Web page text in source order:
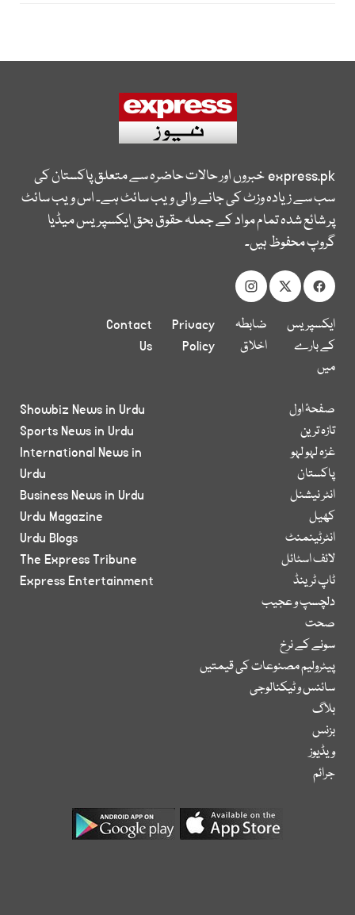
express.pkخبروں اور حالات حاضرہ سے متعلق پاکستان کی
سب سے زیادہ وزٹ کی جانے والی ویب سائٹ ہے۔ اس ویب سائٹ
پر شائع شدہ تمام مواد کے جملہ حقوق بحق ایکسپریس میڈیا
گروپ محفوظ ہیں۔
ایکسپریس
کے بارے
میں
ضابطہ
اخلاق
Privacy
Policy
Contact
Us
صفحۂ اول
تازہ ترین
غزہ لہو لہو
پاکستان
انٹر نیشنل
کھیل
انٹرٹینمنٹ
لائف اسٹائل
ٹاپ ٹرینڈ
دلچسپ و عجیب
صحت
سونے کے نرخ
پیٹرولیم مصنوعات کی قیمتیں
سائنس و ٹیکنالوجی
بلاگ
بزنس
ویڈیوز
جرائم
Showbiz News in Urdu
Sports News in Urdu
International News in
Urdu
Business News in Urdu
Urdu Magazine
Urdu Blogs
The Express Tribune
Express Entertainment